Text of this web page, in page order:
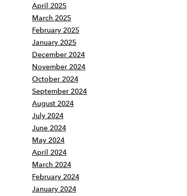
April 2025
March 2025
February 2025
January 2025
December 2024
November 2024
October 2024
September 2024
August 2024
July 2024
June 2024
May 2024
April 2024
March 2024
February 2024
January 2024